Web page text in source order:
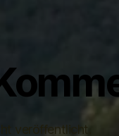
veröffentlicht.